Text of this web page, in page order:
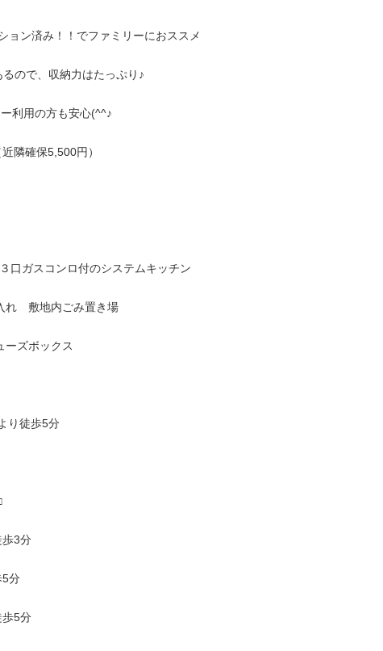
ョン済み！！でファミリーにおススメ
ので、収納力はたっぷり ♪
利用の方も安心(^^♪
隣確保5,500円）
ガスコンロ付のシステムキッチン
れ 敷地内ごみ置き場
ズボックス
り徒歩5分
3分
分
5分